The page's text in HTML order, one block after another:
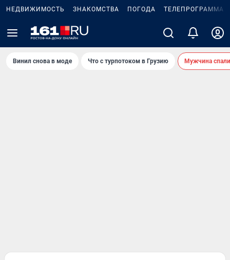
НЕДВИЖИМОСТЬ ЗНАКОМСТВА ПОГОДА ТЕЛЕПРОГРАММА
Винил снова в моде Что с турпотоком в Грузию Мужчина